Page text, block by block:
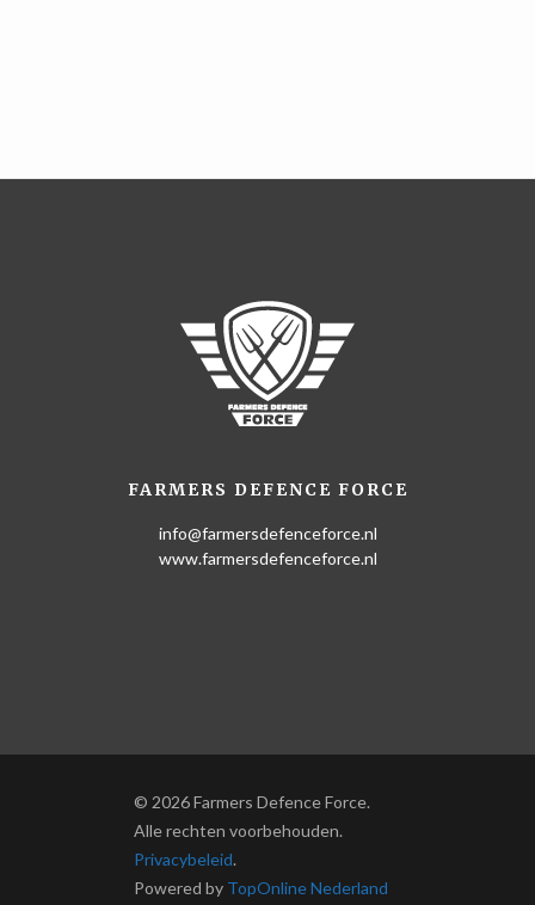
FARMERS DEFENCE FORCE
info@farmersdefenceforce.nl
www.farmersdefenceforce.nl
© 2026 Farmers Defence Force.
Alle rechten voorbehouden.
Privacybeleid.
Powered by TopOnline Nederland